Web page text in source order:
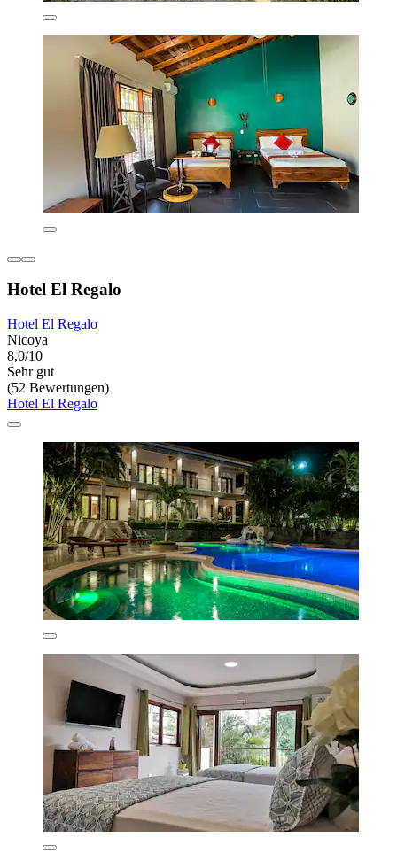
Hotel El Regalo
Hotel El Regalo
Nicoya
8,0/10
Sehr gut
(52 Bewertungen)
Hotel El Regalo